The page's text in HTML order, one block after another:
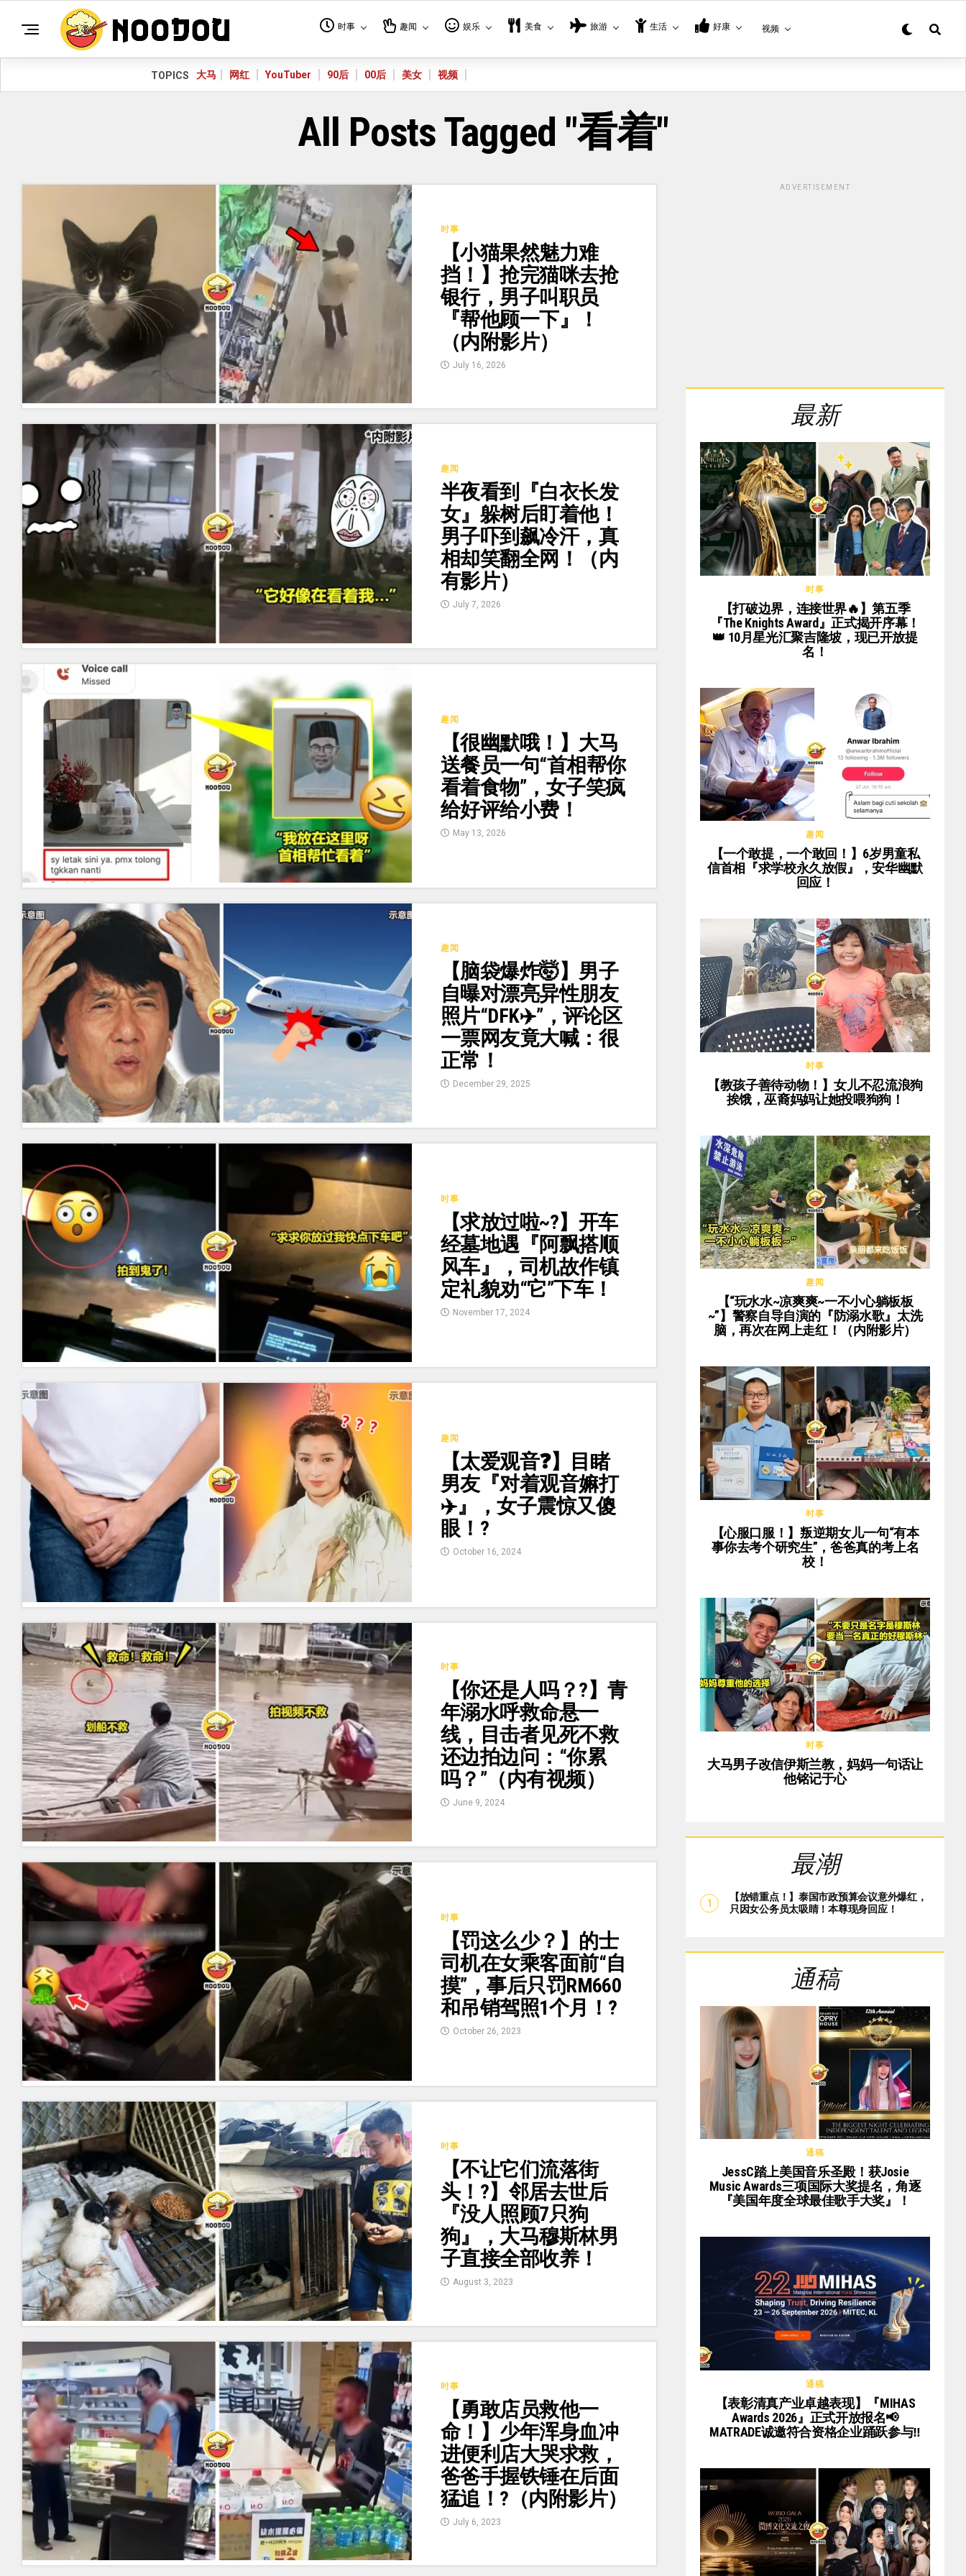
时事 趣闻 娱乐 美食 旅游 生活 好康 视频
TOPICS 大马 网红 YouTuber 90后 00后 美女 视频
All Posts Tagged "看着"
时事
【小猫果然魅力难
挡！】抢完猫咪去抢
银行，男子叫职员
『帮他顾一下』！
（内附影片）
July 16, 2026
趣闻
半夜看到『白衣长发
女』躲树后盯着他！
男子吓到飙冷汗，真
相却笑翻全网！（内
有影片）
July 7, 2026
趣闻
【很幽默哦！】大马
送餐员一句“首相帮你
看着食物”，女子笑疯
给好评给小费！
May 13, 2026
趣闻
【脑袋爆炸🤯】男子
自曝对漂亮异性朋友
照片“DFK✈️”，评论区
一票网友竟大喊：很
正常！
December 29, 2025
时事
【求放过啦~?】开车
经墓地遇『阿飘搭顺
风车』，司机故作镇
定礼貌劝“它”下车！
November 17, 2024
趣闻
【太爱观音❓】目睹
男友『对着观音嫲打
✈️』，女子震惊又傻
眼！?
October 16, 2024
时事
【你还是人吗？?】青
年溺水呼救命悬一
线，目击者见死不救
还边拍边问：“你累
吗？”（内有视频）
June 9, 2024
时事
【罚这么少？】的士
司机在女乘客面前“自
摸”，事后只罚RM660
和吊销驾照1个月！?
October 26, 2023
时事
【不让它们流落街
头！?】邻居去世后
『没人照顾7只狗
狗』，大马穆斯林男
子直接全部收养！
August 3, 2023
时事
【勇敢店员救他一
命！】少年浑身血冲
进便利店大哭求救，
爸爸手握铁锤在后面
猛追！?（内附影片）
July 6, 2023
ADVERTISEMENT
最新
时事
【打破边界，连接世界🔥】第五季
『The Knights Award』正式揭开序幕！
👑 10月星光汇聚吉隆坡，现已开放提
名！
趣闻
【一个敢提，一个敢回！】6岁男童私
信首相『求学校永久放假』，安华幽默
回应！
时事
【教孩子善待动物！】女儿不忍流浪狗
挨饿，巫裔妈妈让她投喂狗狗！
趣闻
【“玩水水~凉爽爽~一不小心躺板板
~”】警察自导自演的『防溺水歌』太洗
脑，再次在网上走红！（内附影片）
时事
【心服口服！】叛逆期女儿一句“有本
事你去考个研究生”，爸爸真的考上名
校！
时事
大马男子改信伊斯兰教，妈妈一句话让
他铭记于心
最潮
【放错重点！】泰国市政预算会议意外爆红，
只因女公务员太吸睛！本尊现身回应！
通稿
通稿
JessC踏上美国音乐圣殿！获Josie
Music Awards三项国际大奖提名，角逐
『美国年度全球最佳歌手大奖』！
通稿
【表彰清真产业卓越表现】『MIHAS
Awards 2026』正式开放报名📢
MATRADE诚邀符合资格企业踊跃参与‼️